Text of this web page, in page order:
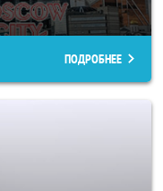
ПОДРОБНЕЕ